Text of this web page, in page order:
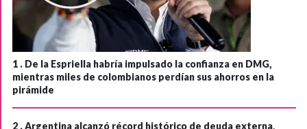
1 . De la Espriella habría impulsado la confianza en DMG,
mientras miles de colombianos perdían sus ahorros en la
pirámide
2 .Argentina alcanzó récord histórico de deuda externa,